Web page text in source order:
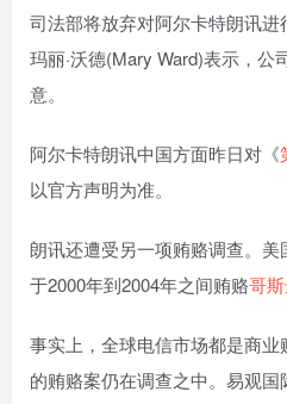
司法部将放弃对阿尔卡特朗讯
玛丽·沃德(Mary Ward)表示，公
意。
阿尔卡特朗讯中国方面昨日对《
以官方声明为准。
朗讯还遭受另一项贿赂调查。
于2000年到2004年之间贿赂哥
事实上，全球电信市场都是商
的贿赂案仍在调查之中。易观